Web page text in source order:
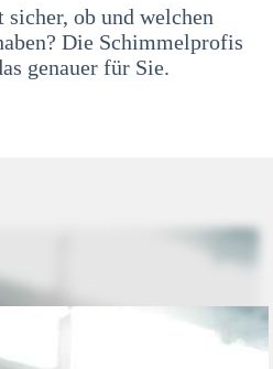
ob und welchen
Die Schimmelprofis
genauer für Sie.